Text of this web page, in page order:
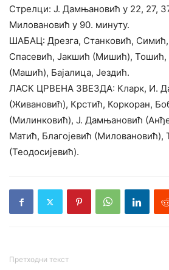
Стрелци: Ј. Дамњановић у 22, 27,
Миловановић у 90. минуту.
ШАБАЦ: Дрезга, Станковић,
Спасевић, Јакшић (Мишић), Тошић,
(Машић), Бајалица, Јездић.
ЛАСК ЦРВЕНА ЗВЕЗДА: Кларк, И.
(Живановић), Крстић, Коркоран,
(Милинковић), Ј. Дамњановић
Матић, Благојевић (Миловановић),
(Теодосијевић).
Претходни текст